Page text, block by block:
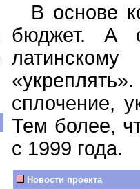
В основе
бюджет. А
сплочение,
Тем более,
с 1999 года.
Новости проекта